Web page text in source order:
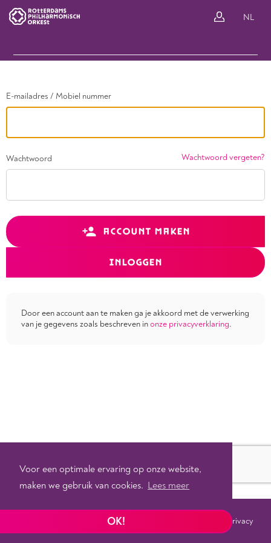
Voor een optimale ervaring op onze website,
maken we gebruik van cookies. Lees meer
OK!
NL
E-mailadres / Mobiel nummer
Wachtwoord Wachtwoord vergeten?
ACCOUNT MAKEN
INLOGGEN
Door een account aan te maken ga je akkoord met de verwerking
van je gegevens zoals beschreven inonze privacyverklaring.
Tixly Privacy